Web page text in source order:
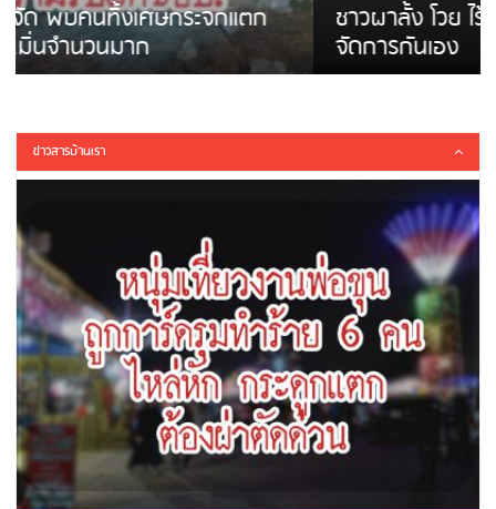
ชาวผาลั้ง โวย ไร้หน่วยงานดูแล ดินสไลด์ ต้อง
จัดการกันเอง
ข่าวสารบ้านเรา